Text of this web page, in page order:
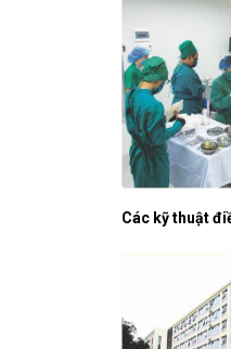
Các kỹ thuật